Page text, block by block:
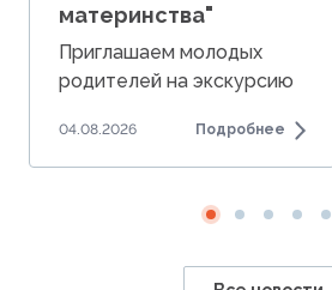
материнства"
Приглашаем молодых
родителей на экскурсию
04.08.2026 Подробнее